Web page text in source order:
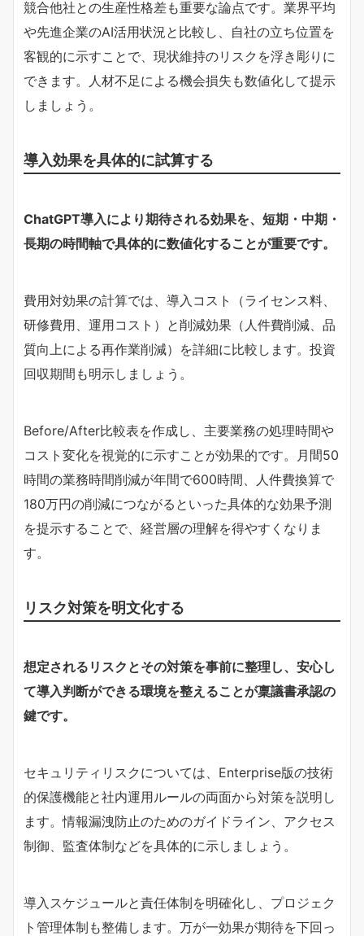
競合他社との生産性格差も重要な論点です。業界平均
や先進企業のAI活用状況と比較し、自社の立ち位置を
客観的に示すことで、現状維持のリスクを浮き彫りに
できます。人材不足による機会損失も数値化して提示
しましょう。
導入効果を具体的に試算する
ChatGPT導入により期待される効果を、短期・中期・
長期の時間軸で具体的に数値化することが重要です。
費用対効果の計算では、導入コスト（ライセンス料、
研修費用、運用コスト）と削減効果（人件費削減、品
質向上による再作業削減）を詳細に比較します。投資
回収期間も明示しましょう。
Before/After比較表を作成し、主要業務の処理時間や
コスト変化を視覚的に示すことが効果的です。月間50
時間の業務時間削減が年間で600時間、人件費換算で
180万円の削減につながるといった具体的な効果予測
を提示することで、経営層の理解を得やすくなりま
す。
リスク対策を明文化する
想定されるリスクとその対策を事前に整理し、安心し
て導入判断ができる環境を整えることが稟議書承認の
鍵です。
セキュリティリスクについては、Enterprise版の技術
的保護機能と社内運用ルールの両面から対策を説明し
ます。情報漏洩防止のためのガイドライン、アクセス
制御、監査体制などを具体的に示しましょう。
導入スケジュールと責任体制を明確化し、プロジェク
ト管理体制も整備します。万が一効果が期待を下回っ